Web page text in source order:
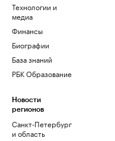
Технологии и
медиа
Финансы
Биографии
База знаний
РБК Образование
Новости
регионов
Санкт-Петербург
и область